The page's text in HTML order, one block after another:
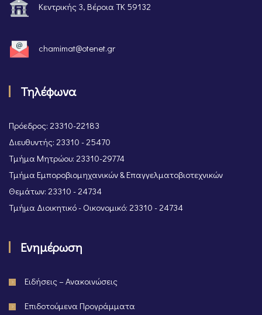
Κεντρικής 3, Βέροια ΤΚ 59132
chamimat@otenet.gr
Τηλέφωνα
Πρόεδρος: 23310-22183
Διευθυντής: 23310 - 25470
Τμήμα Μητρώου: 23310-29774
Τμήμα Εμποροβιομηχανικών & Επαγγελματοβιοτεχνικών
Θεμάτων: 23310 - 24734
Τμήμα Διοικητικό - Οικονομικό: 23310 - 24734
Ενημέρωση
Ειδήσεις – Ανακοινώσεις
Επιδοτούμενα Προγράμματα